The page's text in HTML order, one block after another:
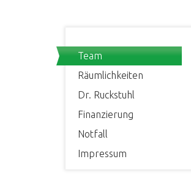
Team
Räumlichkeiten
Dr. Ruckstuhl
Finanzierung
Notfall
Impressum